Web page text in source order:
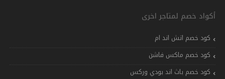
أكواد خصم لمتاجر اخرى
كود خصم اتش اند ام
كود خصم ماكس فاشن
كود خصم باث اند بودي وركس